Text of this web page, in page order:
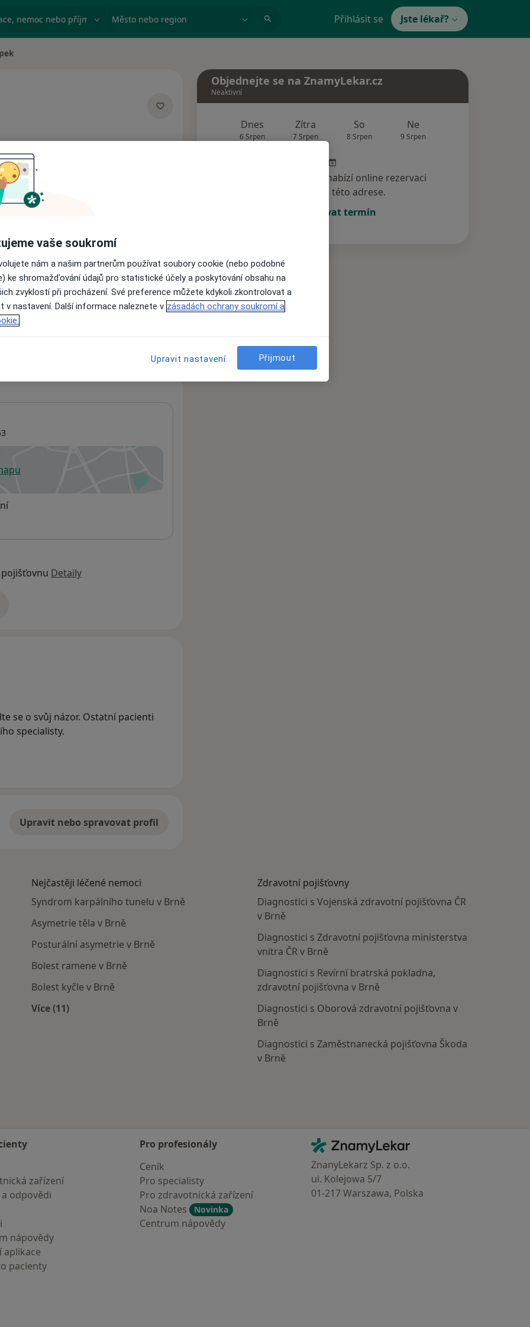
nemoc nebo příjmení Město nebo region Přihlásit se Jste lékař?
Rezervovat termín
Názory pacientů
nejsou k dispozici
informace o svých službách.
v nové záložce
Detaily
se o svůj názor. Ostatní pacienti
specialisty.
Upravit nebo spravovat profil
Objednejte se na ZnamyLekar.cz
Neaktivní
Dnes
6 Srpen
Zítra
7 Srpen
So
8 Srpen
Ne
9 Srpen
Tento specialista nenabízí online rezervaci
termínu na této adrese.
Rezervovat termín
Nejčastěji léčené nemoci
Syndrom karpálního tunelu v Brně
Asymetrie těla v Brně
Posturální asymetrie v Brně
Bolest ramene v Brně
Bolest kyčle v Brně
Více (11)
Zdravotní pojišťovny
Diagnostici s Vojenská zdravotní pojišťovna ČR
v Brně
Diagnostici s Zdravotní pojišťovna ministerstva
vnitra ČR v Brně
Diagnostici s Revírní bratrská pokladna,
zdravotní pojišťovna v Brně
Diagnostici s Oborová zdravotní pojišťovna v
Brně
Diagnostici s Zaměstnanecká pojišťovna Škoda
v Brně
zařízení
odpovědi
nápovědy
aplikace
pacienty
Pro profesionály
Ceník
Pro specialisty
Pro zdravotnická zařízení
Noa Notes
Novinka
Centrum nápovědy
Kontakt
ZnamyLekar - Hlavní stránka
ZnanyLekarz Sp. z o.o.
ul. Kolejowa 5/7
01-217 Warszawa, Polska
vaše soukromí
nám a našim partnerům používat soubory cookie (nebo podobné
ke shromažďování údajů pro statistické účely a poskytování obsahu na
zvyklostí při procházení. Své preference můžete kdykoli zkontrolovat a
v nastavení. Další informace naleznete v zásadách ochrany soukromí a
Upravit nastavení Přijmout